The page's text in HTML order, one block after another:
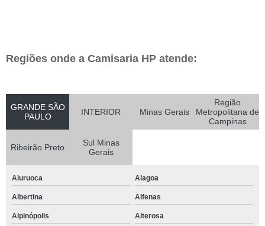
Regiões onde a Camisaria HP atende:
GRANDE SÃO
PAULO
INTERIOR Minas Gerais
Região
Metropolitana de
Campinas
Ribeirão Preto
Sul Minas
Gerais
Aiuruoca Alagoa
Albertina Alfenas
Alpinópolis Alterosa